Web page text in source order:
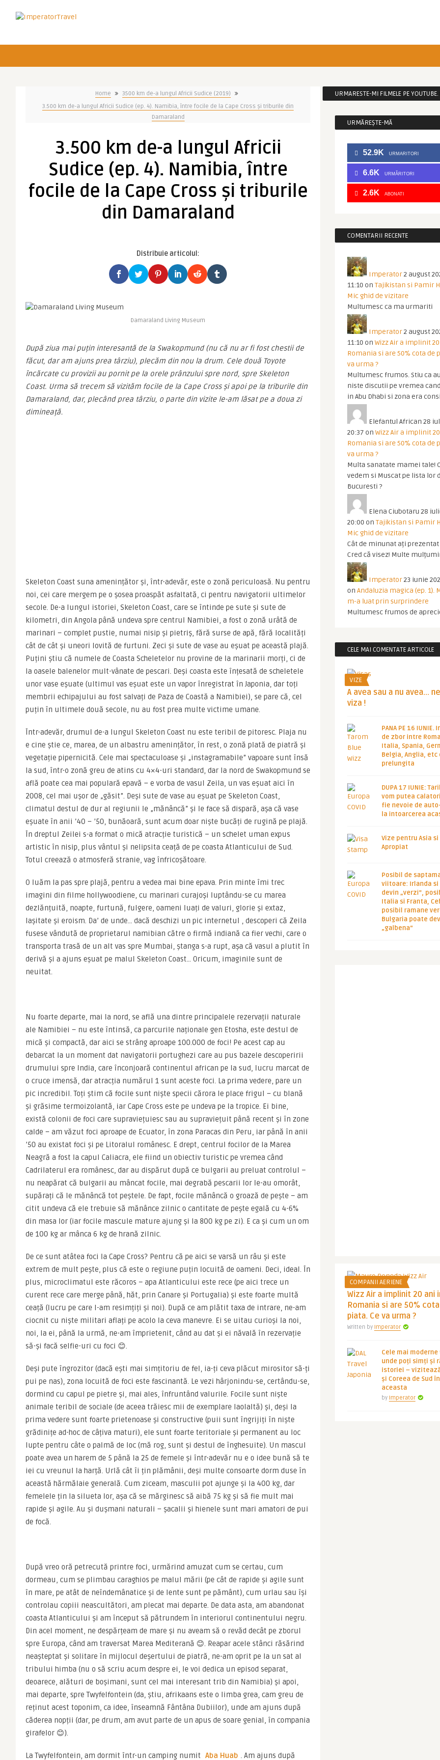
Home
3500 km de-a lungul Africii Sudice (2019)
3.500 km de-a lungul Africii Sudice (ep. 4). Namibia, între focile de la Cape Cross și triburile din
Damaraland
3.500 km de-a lungul Africii
Sudice (ep. 4). Namibia, între
focile de la Cape Cross și triburile
din Damaraland
Distribuie articolul:
Damaraland Living Museum
După ziua mai puțin interesantă de la Swakopmund (nu că nu ar fi fost chestii de
făcut, dar am ajuns prea târziu), plecăm din nou la drum. Cele două Toyote
încărcate cu provizii au pornit pe la orele prânzului spre nord, spre Skeleton
Coast. Urma să trecem să vizităm focile de la Cape Cross și apoi pe la triburile din
Damaraland, dar, plecând prea târziu, o parte din vizite le-am lăsat pe a doua zi
dimineață.
Skeleton Coast suna amenințător și, într-adevăr, este o zonă periculoasă. Nu pentru
noi, cei care mergem pe o șosea proaspăt asfaltată, ci pentru navigatorii ultimelor
secole. De-a lungul istoriei, Skeleton Coast, care se întinde pe sute și sute de
kilometri, din Angola până undeva spre centrul Namibiei, a fost o zonă urâtă de
marinari – complet pustie, numai nisip și pietriș, fără surse de apă, fără localități
cât de cât și uneori lovită de furtuni. Zeci și sute de vase au eșuat pe această plajă.
Puțini știu că numele de Coasta Scheletelor nu provine de la marinarii morți, ci de
la oasele balenelor mult-vânate de pescari. Deși coasta este înțesată de scheletele
unor vase eșuate (ultimul vas eșuat este un vapor înregistrat în Japonia, dar toți
membrii echipajului au fost salvați de Paza de Coastă a Namibiei), se pare că, cel
puțin în ultimele două secole, nu au fost prea multe victime umane.
Într-adevăr, drumul de-a lungul Skeleton Coast nu este teribil de pitoresc. Plaja nu
e cine știe ce, marea, de un albastru amenințător, în rest, o zonă plată de piatră și
vegetație pipernicită. Cele mai spectaculoase și „instagramabile” vapoare sunt însă
la sud, într-o zonă greu de atins cu 4×4-uri standard, dar la nord de Swakopmund se
află poate cea mai populară epavă – e vorba de vasul Zeila, un vas eșuat aici în
2008, cel mai ușor de „găsit”. Deși sute de vase au eșuat pe Skeleton Coast,
climatul destul de dur al regiunii le „mănâncă” și le face să dispară, așa că vase
eșuate în anii ’40 – ’50, bunăoară, sunt acum doar niște bucăți de rugină pe plajă.
În dreptul Zeilei s-a format o mică atracție turistică – un schelet uman expus
artistic în nisip, plus vântul și nelipsita ceață de pe coasta Atlanticului de Sud.
Totul creează o atmosferă stranie, vag înfricoșătoare.
O luăm la pas spre plajă, pentru a vedea mai bine epava. Prin minte îmi trec
imagini din filme hollywoodiene, cu marinari curajoși luptându-se cu marea
dezlănțuită, noapte, furtună, fulgere, oameni luați de valuri, glorie și extaz,
lașitate și eroism. Da’ de unde… dacă deschizi un pic internetul , descoperi că Zeila
fusese vândută de proprietarul namibian către o firmă indiană ca fier vechi, care o
transporta trasă de un alt vas spre Mumbai, ștanga s-a rupt, așa că vasul a plutit în
derivă și a ajuns eșuat pe malul Skeleton Coast… Oricum, imaginile sunt de
neuitat.
Nu foarte departe, mai la nord, se află una dintre principalele rezervații naturale
ale Namibiei – nu este întinsă, ca parcurile naționale gen Etosha, este destul de
mică și compactă, dar aici se strâng aproape 100.000 de foci! Pe acest cap au
debarcat la un moment dat navigatorii portughezi care au pus bazele descoperirii
drumului spre India, care înconjoară continentul african pe la sud, lucru marcat de
o cruce imensă, dar atracția numărul 1 sunt aceste foci. La prima vedere, pare un
pic incredibil. Toți știm că focile sunt niște specii cărora le place frigul – cu blană
și grăsime termoizolantă, iar Cape Cross este pe undeva pe la tropice. Ei bine,
există colonii de foci care supraviețuiesc sau au supraviețuit până recent și în zone
calde – am văzut foci aproape de Ecuator, în zona Paracas din Peru, iar până în anii
’50 au existat foci și pe Litoralul românesc. E drept, centrul focilor de la Marea
Neagră a fost la capul Caliacra, ele fiind un obiectiv turistic pe vremea când
Cadrilaterul era românesc, dar au dispărut după ce bulgarii au preluat controlul –
nu neapărat că bulgarii au mâncat focile, mai degrabă pescarii lor le-au omorât,
supărați că le mănâncă tot peștele. De fapt, focile mănâncă o groază de pește – am
citit undeva că ele trebuie să mănânce zilnic o cantitate de pește egală cu 4-6%
din masa lor (iar focile mascule mature ajung și la 800 kg pe zi). E ca și cum un om
de 100 kg ar mânca 6 kg de hrană zilnic.
De ce sunt atâtea foci la Cape Cross? Pentru că pe aici se varsă un râu și este
extrem de mult pește, plus că este o regiune puțin locuită de oameni. Deci, ideal. În
plus, microclimatul este răcoros – apa Atlanticului este rece (pe aici trece un
curent rece care merge până, hăt, prin Canare și Portugalia) și este foarte multă
ceață (lucru pe care l-am resimțiți și noi). După ce am plătit taxa de intrare, ne-am
ciocnit cu niște militari aflați pe acolo la ceva manevre. Ei se uitau curioși la noi,
noi, la ei, până la urmă, ne-am împrietenit, când au dat și ei năvală în rezervație
să-și facă selfie-uri cu foci 😊.
Deși pute îngrozitor (dacă ești mai simțitoriu de fel, ia-ți ceva plăcut mirositor să-ți
pui pe nas), zona locuită de foci este fascinantă. Le vezi hârjonindu-se, certându-se,
dormind cu capul pe pietre și, mai ales, înfruntând valurile. Focile sunt niște
animale teribil de sociale (de aceea trăiesc mii de exemplare laolaltă) și, deși la
prima vedere sunt foarte prietenoase și constructive (puii sunt îngrijiți în niște
grădinițe ad-hoc de câțiva maturi), ele sunt foarte teritoriale și permanent au loc
lupte pentru câte o palmă de loc (mă rog, sunt și destul de înghesuite). Un mascul
poate avea un harem de 5 până la 25 de femele și într-adevăr nu e o idee bună să te
iei cu vreunul la harță. Urlă cât îi țin plămânii, deși multe consoarte dorm duse în
această hărmălaie generală. Cum ziceam, masculii pot ajunge și la 400 kg, dar
femelele țin la silueta lor, așa că se mărginesc să aibă 75 kg și să fie mult mai
rapide și agile. Au și dușmani naturali – șacalii și hienele sunt mari amatori de pui
de focă.
După vreo oră petrecută printre foci, urmărind amuzat cum se certau, cum
dormeau, cum se plimbau caraghios pe malul mării (pe cât de rapide și agile sunt
în mare, pe atât de neîndemânatice și de lente sunt pe pământ), cum urlau sau își
controlau copiii neascultători, am plecat mai departe. De data asta, am abandonat
coasta Atlanticului și am început să pătrundem în interiorul continentului negru.
Din acel moment, ne despărțeam de mare și nu aveam să o revăd decât pe zborul
spre Europa, când am traversat Marea Mediterană 😊. Reapar acele stânci răsărind
neașteptat și solitare în mijlocul deșertului de piatră, ne-am oprit pe la un sat al
tribului himba (nu o să scriu acum despre ei, le voi dedica un episod separat,
deoarece, alături de boșimani, sunt cel mai interesant trib din Namibia) și apoi,
mai departe, spre Twyfelfontein (da, știu, afrikaans este o limba grea, cam greu de
reținut acest toponim, ca idee, înseamnă Fântâna Dubiilor), unde am ajuns după
căderea nopții (dar, pe drum, am avut parte de un apus de soare genial, în compania
girafelor 😊).
La Twyfelfontein, am dormit într-un camping numit Aba Huab . Am ajuns după
URMARESTE-MI FILMELE PE YOUTUBE.
URMĂREȘTE-MĂ
52.9K URMARITORI
6.6K URMĂRITORI
2.6K ABONATI
COMENTARII RECENTE
Imperator2 august
11:10 on Tajikistan si Pamir
Mic ghid de vizitare
Multumesc ca ma urmariti
Imperator2 august
11:10 on Wizz Air a implinit
Romania si are 50% cota de
va urma ?
Multumesc frumos. Stiu ca
niste discutii pe vremea
in Abu Dhabi si zona era
Elefantul African 28
20:37 on Wizz Air a implinit
Romania si are 50% cota de
va urma ?
Multa sanatate mamei tale!
vedem si Muscat pe lista lor
Bucuresti ?
Elena Ciubotaru 28
20:00 on Tajikistan si Pamir
Mic ghid de vizitare
Cât de minunat ați prezentat
Cred că visez! Multe
Imperator23 iunie
on Andaluzia magica (ep. 1).
m-a luat prin surprindere
Multumesc frumos de
CELE MAI COMENTATE ARTICOLE
VIZE
A avea sau a nu avea…
viza !
PANA PE 16
de zbor intre
Italia, Spania,
Belgia, Anglia, etc
prelungita
DUPA 17 IUNIE:
vom putea
fie nevoie de
la intoarcerea
Vize pentru Asia si
Apropiat
Posibil de
viitoare: Irlanda si
devin „verzi”,
Italia si Franta,
posibil ramane
Bulgaria poate
„galbena”
COMPANII AERIENE
Wizz Air a implinit 20 ani
Romania si are 50%
piata. Ce va urma ?
Written by Imperator
Cele mai
unde poți simți și
istoriei –
și Coreea de Sud
aceasta
by Imperator